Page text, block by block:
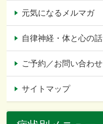
元気になるメルマガ
自律神経・体と心の話
ご予約／お問い合わせ
サイトマップ